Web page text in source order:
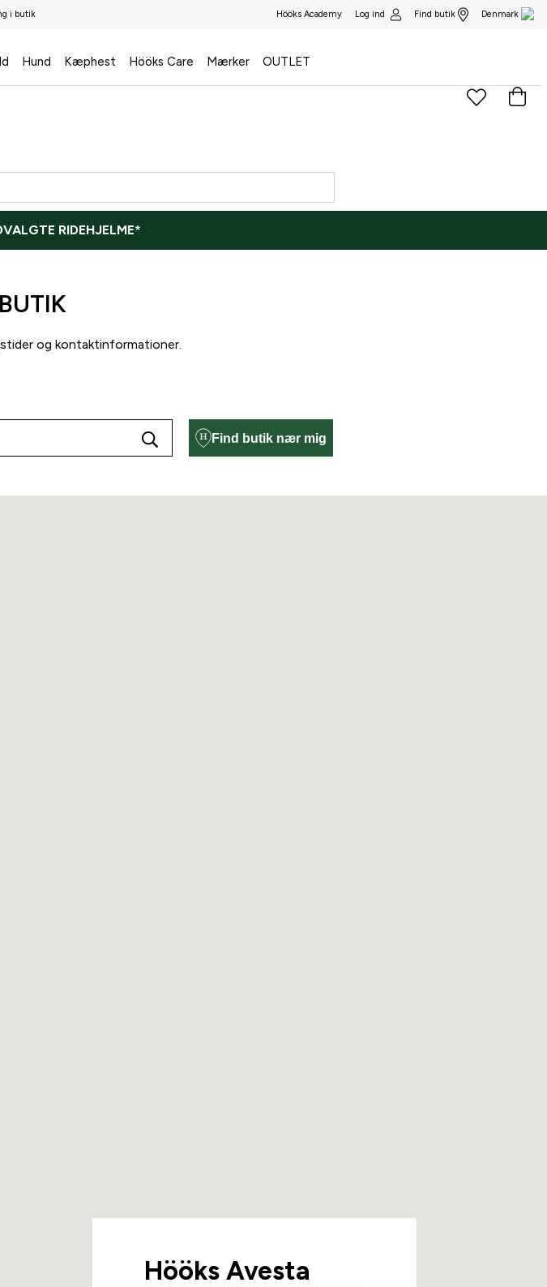
i butik Hööks Academy Log ind Find butik Denmark
Hund Kæphest Hööks Care Mærker OUTLET
RIDEHJELME*
og kontaktinformationer.
Find butik nær mig
Hööks Avesta